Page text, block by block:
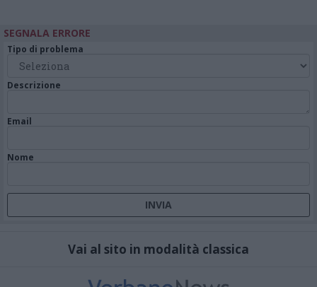
SEGNALA ERRORE
Tipo di problema
Descrizione
Email
Nome
Vai al sito in modalità classica